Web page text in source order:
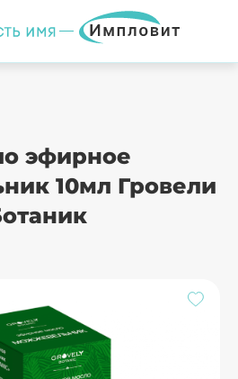
эфирное
10мл Гровели